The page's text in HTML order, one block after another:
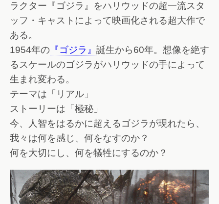
ラクター『ゴジラ』をハリウッドの超一流スタ
ッフ・キャストによって映画化される超大作で
ある。
1954年の 『ゴジラ』 誕生から60年。想像を絶す
るスケールのゴジラがハリウッドの手によって
生まれ変わる。
テーマは「リアル」
ストーリーは「極秘」
今、人智をはるかに超えるゴジラが現れたら、
我々は何を感じ、何をなすのか？
何を大切にし、何を犠牲にするのか？